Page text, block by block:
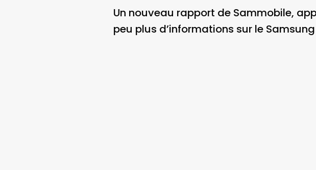
Un nouveau rapport de Sammobile,
peu plus d’informations sur le